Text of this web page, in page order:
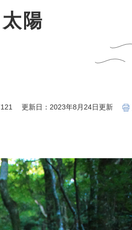
陽
更新日：2023年8月24日更新